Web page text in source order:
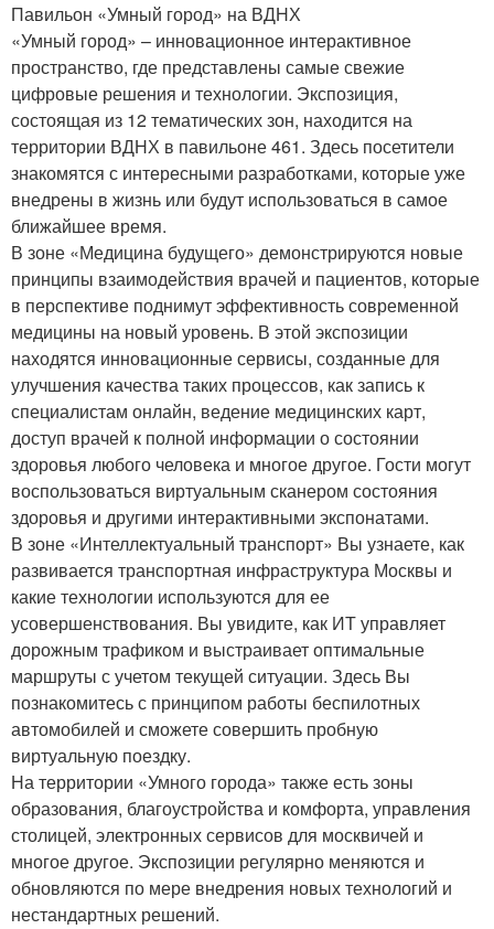
Павильон «Умный город» на ВДНХ
«Умный город» – инновационное интерактивное
пространство, где представлены самые свежие
цифровые решения и технологии. Экспозиция,
состоящая из 12 тематических зон, находится на
территории ВДНХ в павильоне 461. Здесь посетители
знакомятся с интересными разработками, которые уже
внедрены в жизнь или будут использоваться в самое
ближайшее время.
В зоне «Медицина будущего» демонстрируются новые
принципы взаимодействия врачей и пациентов, которые
в перспективе поднимут эффективность современной
медицины на новый уровень. В этой экспозиции
находятся инновационные сервисы, созданные для
улучшения качества таких процессов, как запись к
специалистам онлайн, ведение медицинских карт,
доступ врачей к полной информации о состоянии
здоровья любого человека и многое другое. Гости могут
воспользоваться виртуальным сканером состояния
здоровья и другими интерактивными экспонатами.
В зоне «Интеллектуальный транспорт» Вы узнаете, как
развивается транспортная инфраструктура Москвы и
какие технологии используются для ее
усовершенствования. Вы увидите, как ИТ управляет
дорожным трафиком и выстраивает оптимальные
маршруты с учетом текущей ситуации. Здесь Вы
познакомитесь с принципом работы беспилотных
автомобилей и сможете совершить пробную
виртуальную поездку.
На территории «Умного города» также есть зоны
образования, благоустройства и комфорта, управления
столицей, электронных сервисов для москвичей и
многое другое. Экспозиции регулярно меняются и
обновляются по мере внедрения новых технологий и
нестандартных решений.